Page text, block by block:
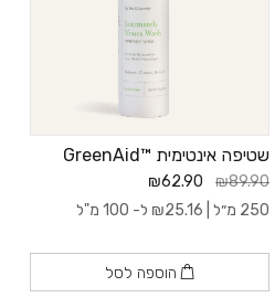
שטיפה אינטימית ™GreenAid
₪89.90
₪62.90
250 מ״ל |
₪25.16 ל- 100 מ"ל
הוספה לסל